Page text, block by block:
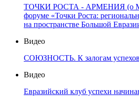
ТОЧКИ РОСТА - АРМЕНИЯ (о
форуме «Точки Роста:
на пространстве Большой
Видео
СОЮЗНОСТЬ. К залогам успехов
Видео
Евразийский клуб успехи